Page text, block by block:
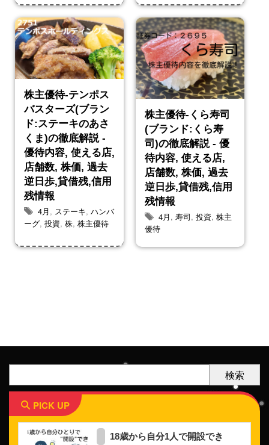
株主優待-テンポス
バスターズ(ブラン
ド:ステーキのあさ
くま)の徹底解説 -
優待内容, 使える店,
店舗数, 株価, 過去
逆日歩,貸借残,信用
残情報
4月, ステーキ, ハンバ
ーグ, 投資, 株, 株主優待
株主優待-くら寿司
(ブランド:くら寿
司)の徹底解説 - 優
待内容, 使える店,
店舗数, 株価, 過去
逆日歩,貸借残,信用
残情報
4月,寿司,投資,株主
優待
検索
PICK UP
18歳から自分1人で開設でき